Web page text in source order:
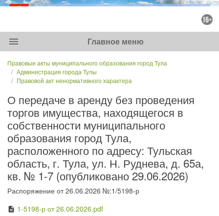
menu Главное меню
Правовые акты муниципального образования город Тула
Администрация города Тулы
Правовой акт ненормативного характера
О передаче в аренду без проведения
торгов имущества, находящегося в
собственности муниципального
образования город Тула,
расположенного по адресу: Тульская
область, г. Тула, ул. Н. Руднева, д. 65а,
кв. № 1-7 (опубликовано 29.06.2026)
Распоряжение от 26.06.2026 №:1/5198-р
description 1-5198-р от 26.06.2026.pdf